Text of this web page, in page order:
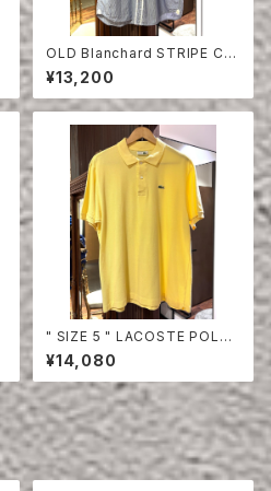
OLD Blanchard STRIPE CO
TTON HALF SLEEVE SHIRT
¥13,200
" SIZE 5 " LACOSTE POLO
SHIRT YELLOW
¥14,080